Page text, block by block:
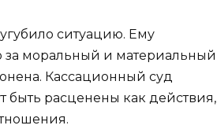
ситуацию. Ему
моральный и материальный
Кассационный суд
быть расценены как действия,